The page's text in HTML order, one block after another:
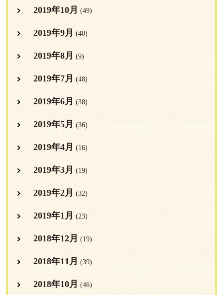
2019年10月 (49)
2019年9月 (40)
2019年8月 (9)
2019年7月 (48)
2019年6月 (38)
2019年5月 (36)
2019年4月 (16)
2019年3月 (19)
2019年2月 (32)
2019年1月 (23)
2018年12月 (19)
2018年11月 (39)
2018年10月 (46)